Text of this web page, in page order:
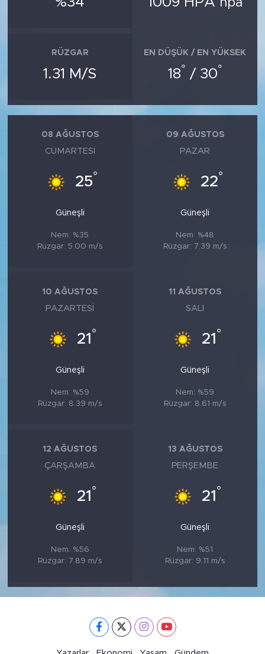
RÜZGAR
1.31 M/S
EN DÜŞÜK / EN YÜKSEK
18° / 30°
08 AĞUSTOS
CUMARTESI
25°
Güneşli
Nem: %35
Rüzgar: 5.00 m/s
09 AĞUSTOS
PAZAR
22°
Güneşli
Nem: %48
Rüzgar: 7.39 m/s
10 AĞUSTOS
PAZARTESI
21 °
Güneşli
Nem: %59
Rüzgar: 8.39 m/s
11 AĞUSTOS
SALI
21 °
Güneşli
Nem: %59
Rüzgar: 8.61 m/s
12 AĞUSTOS
ÇARŞAMBA
21 °
Güneşli
Nem: %56
Rüzgar: 7.89 m/s
13 AĞUSTOS
PERŞEMBE
21 °
Güneşli
Nem: %51
Rüzgar: 9.11 m/s